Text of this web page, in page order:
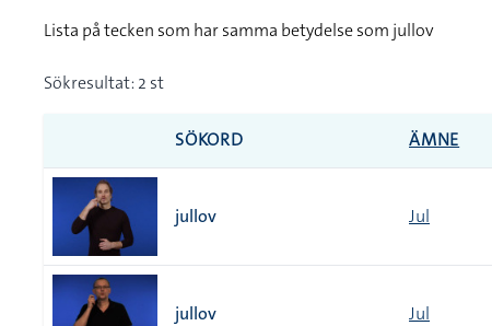
Lista på tecken som har samma betydelse som jullov
Sökresultat: 2 st
SÖKORD ÄMNE
jullov Jul
jullov Jul